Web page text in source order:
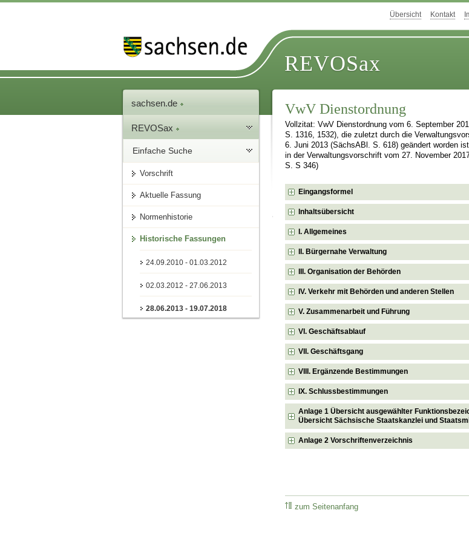
Übersicht Kontakt
REVOSax
sachsen.de
REVOSax
Einfache Suche
Vorschrift
Aktuelle Fassung
Normenhistorie
Historische Fassungen
24.09.2010 - 01.03.2012
02.03.2012 - 27.06.2013
28.06.2013 - 19.07.2018
VwV Dienstordnung
Vollzitat: VwV Dienstordnung vom 6. September
S. 1316, 1532), die zuletzt durch die
6. Juni 2013 (SächsABl. S. 618) geändert worden
in der Verwaltungsvorschrift vom 27. November
S. S 346)
Eingangsformel
Inhaltsübersicht
I. Allgemeines
II. Bürgernahe Verwaltung
III. Organisation der Behörden
IV. Verkehr mit Behörden und anderen Stellen
V. Zusammenarbeit und Führung
VI. Geschäftsablauf
VII. Geschäftsgang
VIII. Ergänzende Bestimmungen
IX. Schlussbestimmungen
Anlage 1 Übersicht ausgewählter
Übersicht Sächsische Staatskanzlei und
Anlage 2 Vorschriftenverzeichnis
zum Seitenanfang